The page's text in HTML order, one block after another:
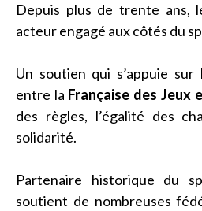
Depuis plus de trente ans,
acteur engagé aux côtés du
Un soutien qui s’appuie sur
entre la Française des Jeux
des règles, l’égalité des
solidarité.
Partenaire historique du
soutient de nombreuses